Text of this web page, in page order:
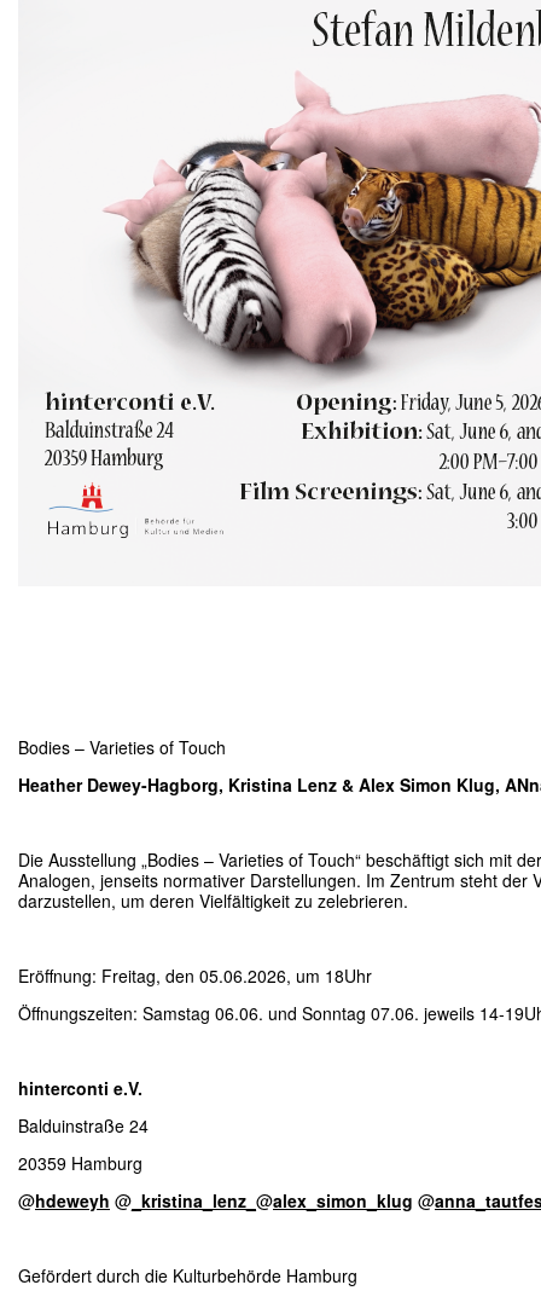
Bodies – Varieties of Touch
Heather Dewey-Hagborg, Kristina Lenz & Alex Simon Klug,
Die Ausstellung „Bodies – Varieties of Touch“ beschäftigt sich mit
Analogen, jenseits normativer Darstellungen. Im Zentrum steht der
darzustellen, um deren Vielfältigkeit zu zelebrieren.
Eröffnung: Freitag, den 05.06.2026, um 18Uhr
Öffnungszeiten: Samstag 06.06. und Sonntag 07.06. jeweils 14-
hinterconti e.V.
Balduinstraße 24
20359 Hamburg
@hdeweyh @ _kristina_lenz_ @alex_simon_klug @
Gefördert durch die Kulturbehörde Hamburg